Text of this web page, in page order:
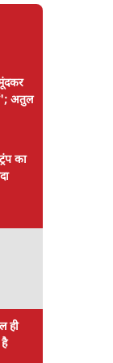
अतुल
का
ही